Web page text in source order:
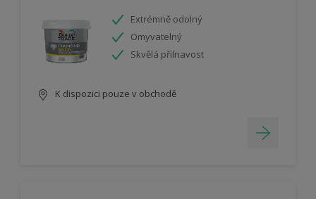
Extrémně odolný
Omyvatelný
Skvělá přilnavost
K dispozici pouze v obchodě